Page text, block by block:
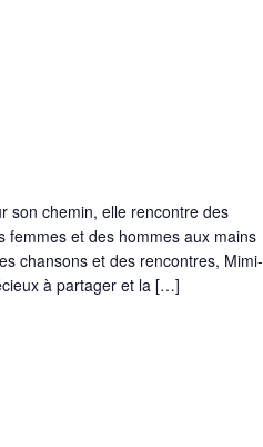
son chemin, elle rencontre des
femmes et des hommes aux mains
chansons et des rencontres, Mimi-
à partager et la […]